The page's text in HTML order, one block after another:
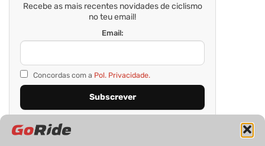
Recebe as mais recentes novidades de ciclismo
no teu email!
Email:
Concordas com a Pol. Privacidade.